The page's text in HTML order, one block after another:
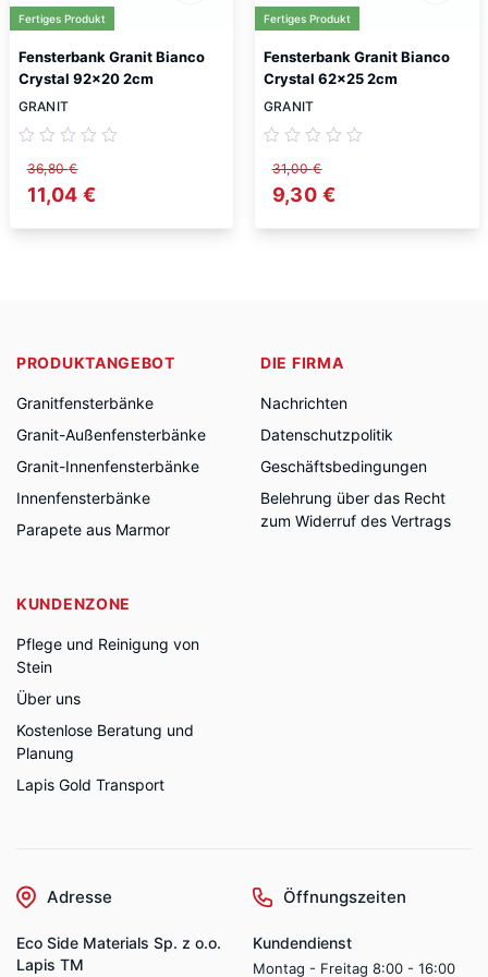
Fertiges Produkt
Fensterbank Granit Bianco
Crystal 92×20 2cm
GRANIT
36,80€
Ursprünglicher Preis war: 36,80 €
11,04 € Aktueller Preis ist: 11,04 €.
Fertiges Produkt
Fensterbank Granit Bianco
Crystal 62×25 2cm
GRANIT
31,00€
Ursprünglicher Preis
9,30 €
PRODUKTANGEBOT
Granitfensterbänke
Granit-Außenfensterbänke
Granit-Innenfensterbänke
Innenfensterbänke
Parapete aus Marmor
DIE FIRMA
Nachrichten
Datenschutzpolitik
Geschäftsbedingungen
Belehrung über das Recht
zum Widerruf des Vertrags
KUNDENZONE
Pflege und Reinigung von
Stein
Über uns
Kostenlose Beratung und
Planung
Lapis Gold Transport
Adresse
Eco Side Materials Sp. z o.o.
Lapis TM
Öffnungszeiten
Kundendienst
Montag - Freitag 8:00 - 16:00